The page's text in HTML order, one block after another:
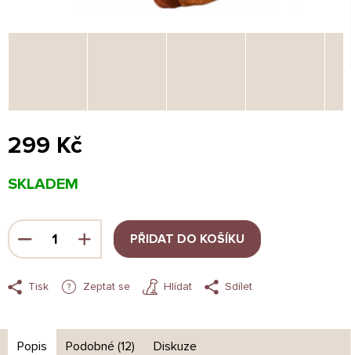
299 Kč
cena:
SKLADEM
PŘIDAT DO KOŠÍKU
Tisk Zeptat se Hlídat Sdílet
Popis Podobné (12) Diskuze